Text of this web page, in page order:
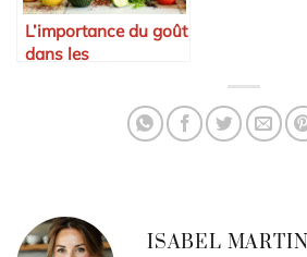
L’importance du goût
dans les
ISABEL MARTIN